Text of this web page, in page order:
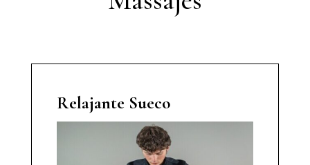
Relajante Sueco